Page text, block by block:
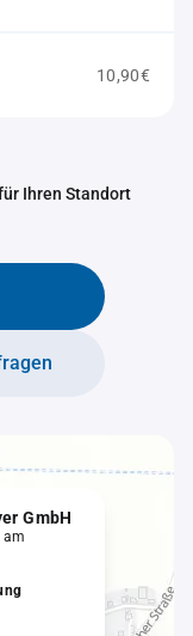
10,90€
Ihren Standort
GmbH